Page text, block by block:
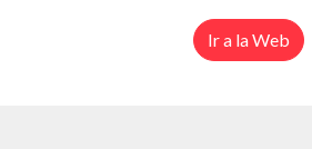
Ir a la Web